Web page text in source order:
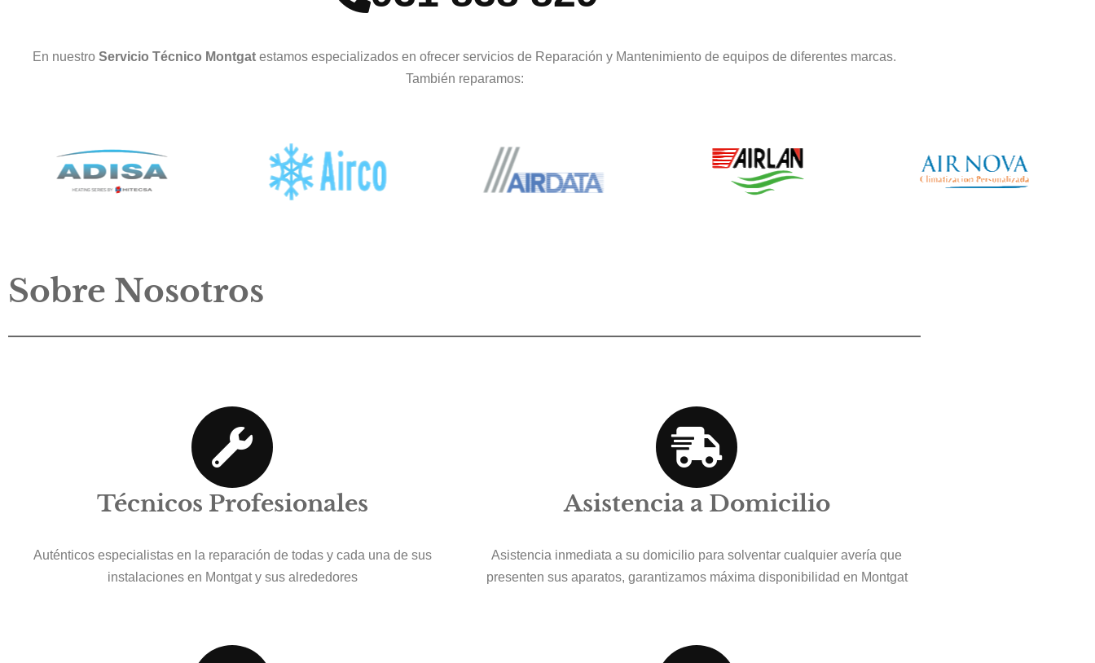
En nuestro Servicio Técnico Montgat estamos especializados en ofrecer servicios de Reparación y Mantenimiento de equipos de diferentes marcas.
También reparamos:
Sobre Nosotros
Técnicos Profesionales
Auténticos especialistas en la reparación de todas y cada una de sus
instalaciones en Montgat y sus alrededores
Asistencia a Domicilio
Asistencia inmediata a su domicilio para solventar cualquier avería que
presenten sus aparatos, garantizamos máxima disponibilidad en Montgat